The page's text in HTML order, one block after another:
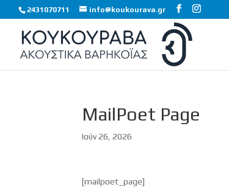
2431070711 info@koukourava.gr
MailPoet Page
Ιούν 26, 2026
[mailpoet_page]